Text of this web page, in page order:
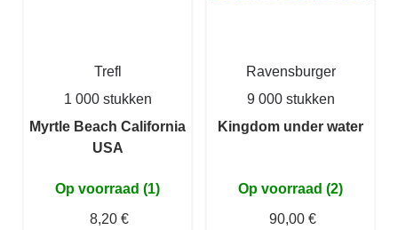
Trefl
1 000 stukken
Myrtle Beach California
USA
Op voorraad (1)
8,20 €
Ravensburger
9 000 stukken
Kingdom under water
Op voorraad (2)
90,00 €